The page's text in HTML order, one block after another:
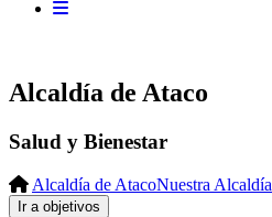
Alcaldía de Ataco
Salud y Bienestar
Alcaldía de AtacoNuestra Alcaldía